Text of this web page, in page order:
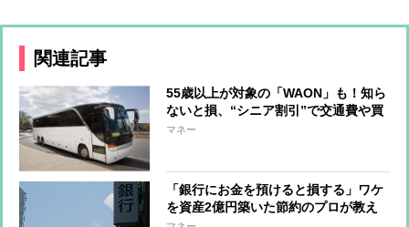
関連記事
55歳以上が対象の「WAON」も！知ら
ないと損、“シニア割引”で交通費や買
い物がお得に
マネー
「銀行にお金を預けると損する」ワケ
を資産2億円築いた節約のプロが教え